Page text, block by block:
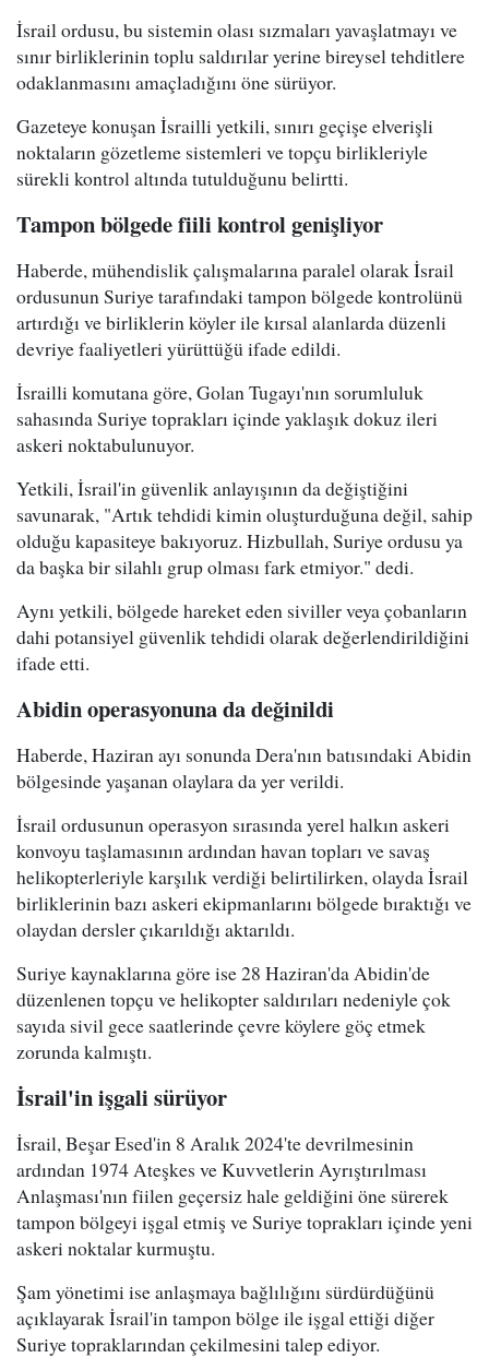
İsrail ordusu, bu sistemin olası sızmaları yavaşlatmayı ve
sınır birliklerinin toplu saldırılar yerine bireysel tehditlere
odaklanmasını amaçladığını öne sürüyor.
Gazeteye konuşan İsrailli yetkili, sınırı geçişe elverişli
noktaların gözetleme sistemleri ve topçu birlikleriyle
sürekli kontrol altında tutulduğunu belirtti.
Tampon bölgede fiili kontrol genişliyor
Haberde, mühendislik çalışmalarına paralel olarak İsrail
ordusunun Suriye tarafındaki tampon bölgede kontrolünü
artırdığı ve birliklerin köyler ile kırsal alanlarda düzenli
devriye faaliyetleri yürüttüğü ifade edildi.
İsrailli komutana göre, Golan Tugayı'nın sorumluluk
sahasında Suriye toprakları içinde yaklaşık dokuz ileri
askeri noktabulunuyor.
Yetkili, İsrail'in güvenlik anlayışının da değiştiğini
savunarak, "Artık tehdidi kimin oluşturduğuna değil, sahip
olduğu kapasiteye bakıyoruz. Hizbullah, Suriye ordusu ya
da başka bir silahlı grup olması fark etmiyor." dedi.
Aynı yetkili, bölgede hareket eden siviller veya çobanların
dahi potansiyel güvenlik tehdidi olarak değerlendirildiğini
ifade etti.
Abidin operasyonuna da değinildi
Haberde, Haziran ayı sonunda Dera'nın batısındaki Abidin
bölgesinde yaşanan olaylara da yer verildi.
İsrail ordusunun operasyon sırasında yerel halkın askeri
konvoyu taşlamasının ardından havan topları ve savaş
helikopterleriyle karşılık verdiği belirtilirken, olayda İsrail
birliklerinin bazı askeri ekipmanlarını bölgede bıraktığı ve
olaydan dersler çıkarıldığı aktarıldı.
Suriye kaynaklarına göre ise 28 Haziran'da Abidin'de
düzenlenen topçu ve helikopter saldırıları nedeniyle çok
sayıda sivil gece saatlerinde çevre köylere göç etmek
zorunda kalmıştı.
İsrail'in işgali sürüyor
İsrail, Beşar Esed'in 8 Aralık 2024'te devrilmesinin
ardından 1974 Ateşkes ve Kuvvetlerin Ayrıştırılması
Anlaşması'nın fiilen geçersiz hale geldiğini öne sürerek
tampon bölgeyi işgal etmiş ve Suriye toprakları içinde yeni
askeri noktalar kurmuştu.
Şam yönetimi ise anlaşmaya bağlılığını sürdürdüğünü
açıklayarak İsrail'in tampon bölge ile işgal ettiği diğer
Suriye topraklarından çekilmesini talep ediyor.